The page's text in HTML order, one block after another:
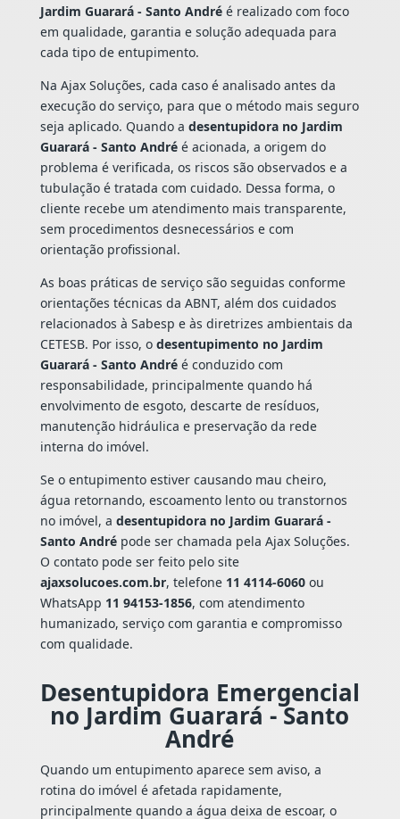
Jardim Guarará - Santo Andréé realizado com foco
em qualidade, garantia e solução adequada para
cada tipo de entupimento.
Na Ajax Soluções, cada caso é analisado antes da
execução do serviço, para que o método mais seguro
seja aplicado. Quando a desentupidora no Jardim
Guarará - Santo Andréé acionada, a origem do
problema é verificada, os riscos são observados e a
tubulação é tratada com cuidado. Dessa forma, o
cliente recebe um atendimento mais transparente,
sem procedimentos desnecessários e com
orientação profissional.
As boas práticas de serviço são seguidas conforme
orientações técnicas da ABNT, além dos cuidados
relacionados à Sabesp e às diretrizes ambientais da
CETESB. Por isso, o desentupimento no Jardim
Guarará - Santo Andréé conduzido com
responsabilidade, principalmente quando há
envolvimento de esgoto, descarte de resíduos,
manutenção hidráulica e preservação da rede
interna do imóvel.
Se o entupimento estiver causando mau cheiro,
água retornando, escoamento lento ou transtornos
no imóvel, a desentupidora no Jardim Guarará -
Santo Andrépode ser chamada pela Ajax Soluções.
O contato pode ser feito pelo site
ajaxsolucoes.com.br, telefone 11 4114-6060ou
WhatsApp 11 94153-1856, com atendimento
humanizado, serviço com garantia e compromisso
com qualidade.
Desentupidora Emergencial
no Jardim Guarará - Santo
André
Quando um entupimento aparece sem aviso, a
rotina do imóvel é afetada rapidamente,
principalmente quando a água deixa de escoar, o